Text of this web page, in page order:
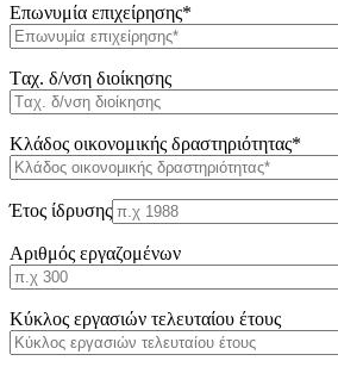
Επωνυμία επιχείρησης*
Tαχ. δ/νση διοίκησης
Κλάδος οικονομικής δραστηριότητας*
Έτος ίδρυσης
Αριθμός εργαζομένων
Κύκλος εργασιών τελευταίου έτους